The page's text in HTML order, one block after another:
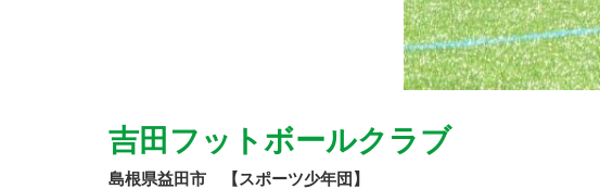
吉田フットボールクラブ
島根県益田市 【スポーツ少年団】